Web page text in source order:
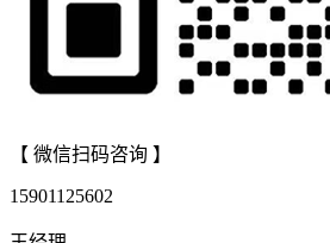
【 微信扫码咨询 】
15901125602